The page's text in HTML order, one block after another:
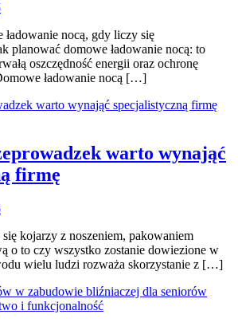
ładowanie nocą, gdy liczy się
planować domowe ładowanie nocą: to
oszczędność energii oraz ochronę
ładowanie nocą […]
warto wynająć
firmę
kojarzy z noszeniem, pakowaniem
o to czy wszystko zostanie dowiezione w
wielu ludzi rozważa skorzystanie z […]